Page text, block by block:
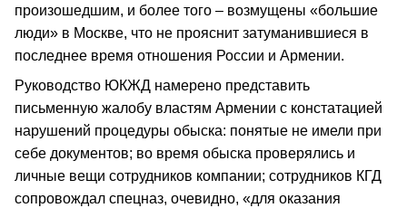
произошедшим, и более того – возмущены «большие
люди» в Москве, что не прояснит затуманившиеся в
последнее время отношения России и Армении.
Руководство ЮКЖД намерено представить
письменную жалобу властям Армении с констатацией
нарушений процедуры обыска: понятые не имели при
себе документов; во время обыска проверялись и
личные вещи сотрудников компании; сотрудников КГД
сопровождал спецназ, очевидно, «для оказания